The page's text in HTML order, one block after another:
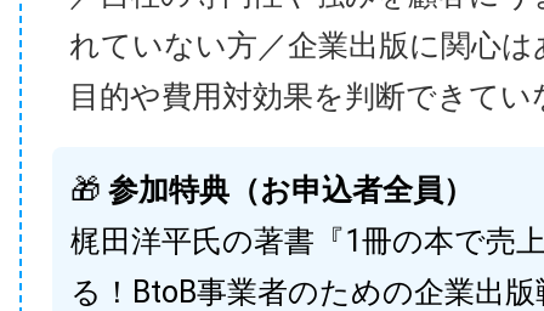
れていない方／企業出版に関心
目的や費用対効果を判断できてい
🎁 参加特典（お申込者全員）
梶田洋平氏の著書『1冊の本で売
る！BtoB事業者のための企業出